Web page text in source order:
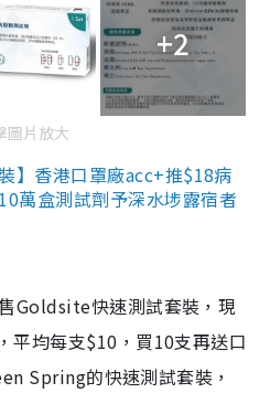
+2
圖片放大
】香港口罩廠acc+推$18病
萬盒測試劑予深水埗露宿者
Goldsite快速測試套裝，現
平均每支$10，買10支再送口
Spring的快速測試套裝，